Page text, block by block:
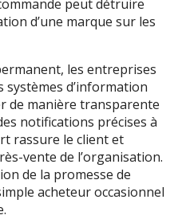
peut détruire
d’une marque sur les
les entreprises
systèmes d’information
de manière transparente
notifications précises à
rassure le client et
vente de l’organisation.
de la promesse de
acheteur occasionnel